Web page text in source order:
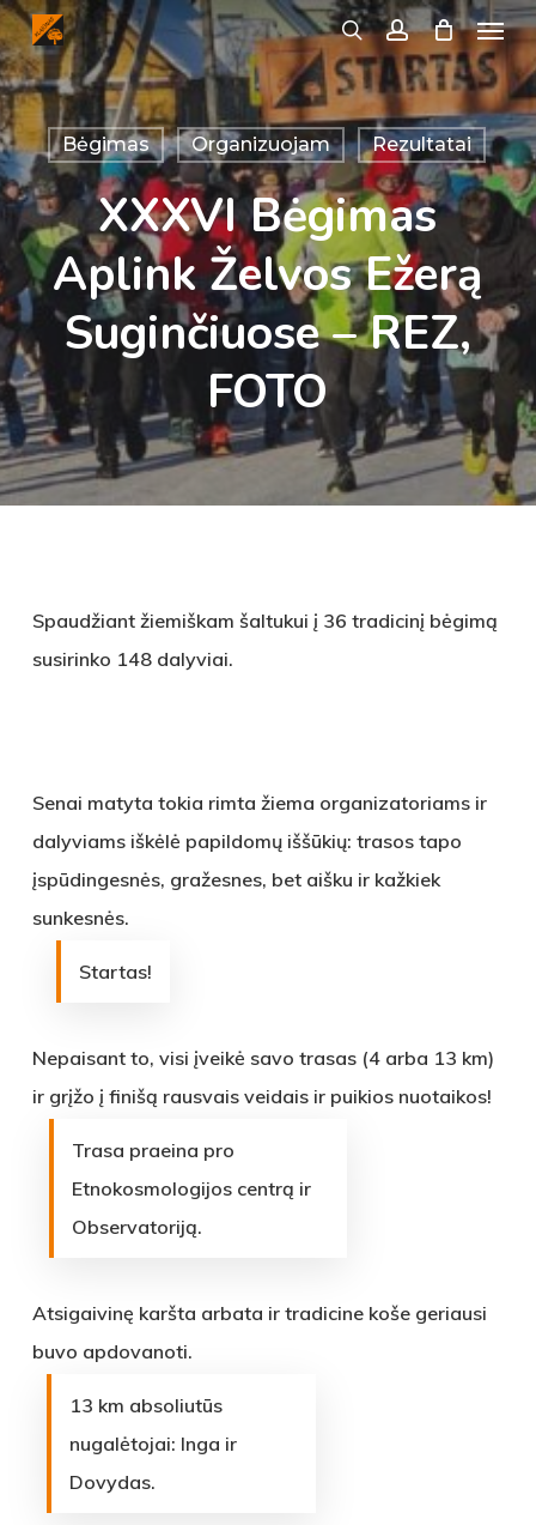
Skip
to
main
content
searchaccount
Menu
Bėgimas Organizuojam Rezultatai
XXXVI Bėgimas
Aplink Želvos Ežerą
Suginčiuose – REZ,
FOTO
Spaudžiant žiemiškam šaltukui į 36 tradicinį bėgimą
susirinko 148 dalyviai.
Senai matyta tokia rimta žiema organizatoriams ir
dalyviams iškėlė papildomų iššūkių: trasos tapo
įspūdingesnės, gražesnes, bet aišku ir kažkiek
sunkesnės.
Startas!
Nepaisant to, visi įveikė savo trasas (4 arba 13 km)
ir grįžo į finišą rausvais veidais ir puikios nuotaikos!
Trasa praeina pro
Etnokosmologijos centrą ir
Observatoriją.
Atsigaivinę karšta arbata ir tradicine koše geriausi
buvo apdovanoti.
13 km absoliutūs
nugalėtojai: Inga ir
Dovydas.